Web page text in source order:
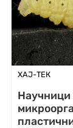
ХАЈ-ТЕК
Научници